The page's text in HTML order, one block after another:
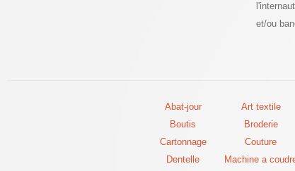
et/ou
Abat-jour
Art textile
Boutis
Broderie
Cartonnage
Couture
Dentelle
Machine a